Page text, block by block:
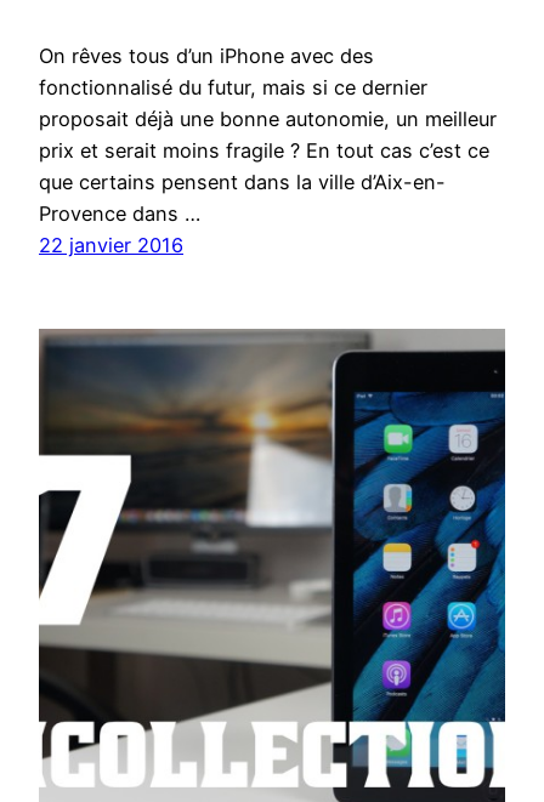
On rêves tous d’un iPhone avec des
fonctionnalisé du futur, mais si ce dernier
proposait déjà une bonne autonomie, un meilleur
prix et serait moins fragile ? En tout cas c’est ce
que certains pensent dans la ville d’Aix-en-
Provence dans …
22 janvier 2016